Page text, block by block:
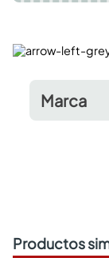
Marca
Productos